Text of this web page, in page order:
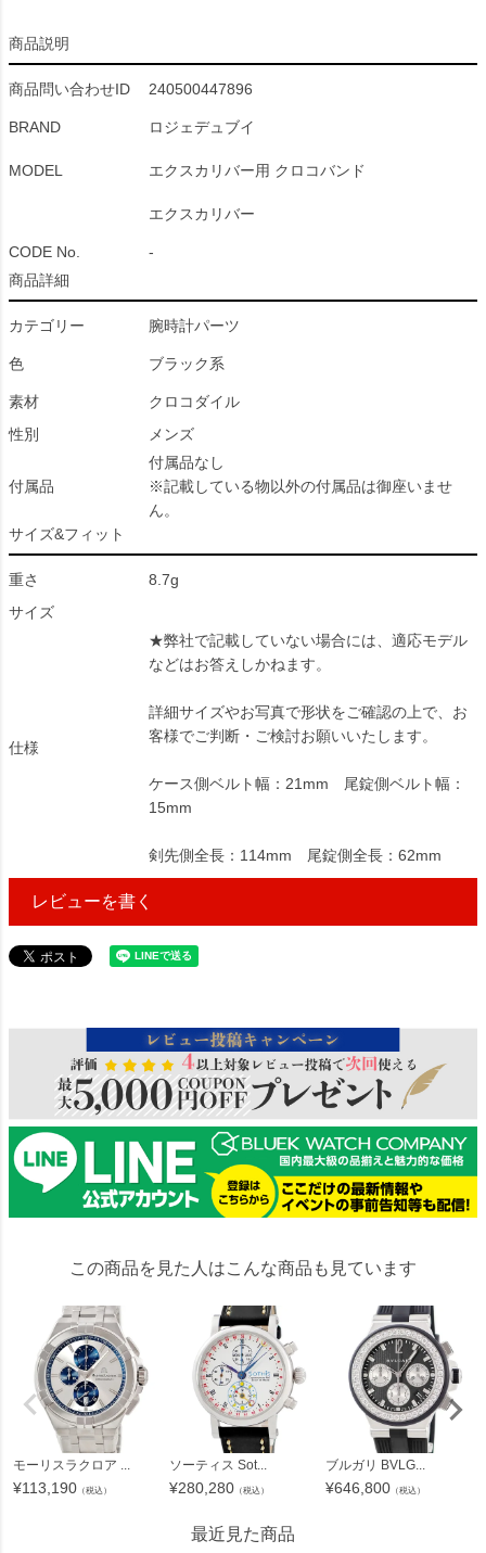
商品説明
商品問い合わせID 240500447896
BRAND ロジェデュブイ
MODEL エクスカリバー用 クロコバンド
エクスカリバー
CODE No.
-
商品詳細
カテゴリー 腕時計パーツ
色 ブラック系
素材
クロコダイル
性別
メンズ
付属品
付属品なし
※記載している物以外の付属品は御座いませ
ん。
サイズ&フィット
重さ
8.7g
サイズ
仕様
★弊社で記載していない場合には、適応モデル
などはお答えしかねます。
詳細サイズやお写真で形状をご確認の上で、お
客様でご判断・ご検討お願いいたします。
ケース側ベルト幅：21mm 尾錠側ベルト幅：
15mm
剣先側全長：114mm 尾錠側全長：62mm
レビューを書く
この商品を見た人はこんな商品も見ています
モーリスラクロア ...
¥113,190 （税込）
ソーティス Sot...
¥280,280 （税込）
ブルガリ BVLG...
¥646,800 （税込）
最近見た商品